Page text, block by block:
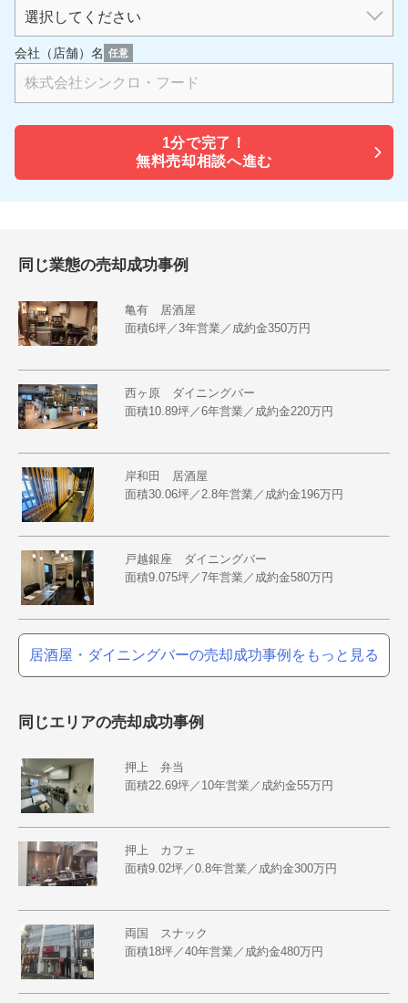
会社（店舗）名 任意
1分で完了！
無料売却相談へ進む
同じ業態の売却成功事例
亀有 居酒屋
面積6坪／3年営業／成約金350万円
西ヶ原 ダイニングバー
面積10.89坪／6年営業／成約金220万円
岸和田 居酒屋
面積30.06坪／2.8年営業／成約金196万円
戸越銀座 ダイニングバー
面積9.075坪／7年営業／成約金580万円
居酒屋・ダイニングバーの売却成功事例をもっと見る
同じエリアの売却成功事例
押上 弁当
面積22.69坪／10年営業／成約金55万円
押上 カフェ
面積9.02坪／0.8年営業／成約金300万円
両国 スナック
面積18坪／40年営業／成約金480万円